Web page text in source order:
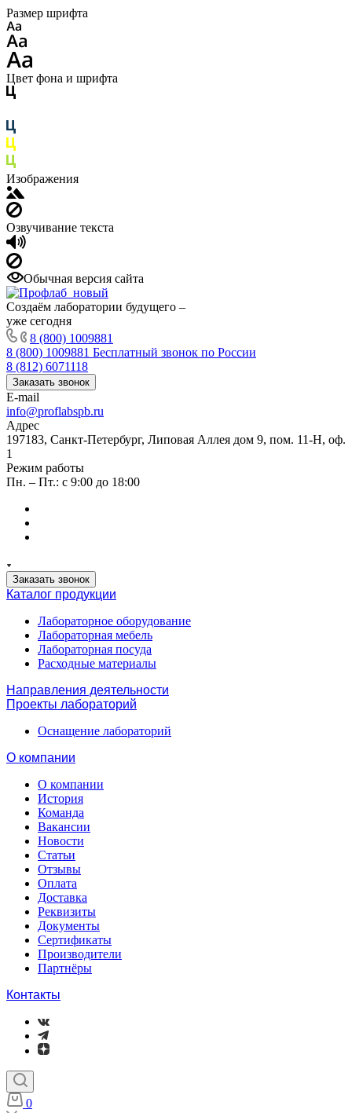
Размер шрифта
Цвет фона и шрифта
Изображения
Озвучивание текста
Обычная версия сайта
Создаём лаборатории будущего –
уже сегодня
8 (800) 1009881
8 (800) 1009881 Бесплатный звонок по России
8 (812) 6071118
Заказать звонок
E-mail
info@proflabspb.ru
Адрес
197183, Санкт-Петербург, Липовая Аллея дом 9, пом. 11-Н, оф.
1
Режим работы
Пн. – Пт.: с 9:00 до 18:00
Заказать звонок
Каталог продукции
Лабораторное оборудование
Лабораторная мебель
Лабораторная посуда
Расходные материалы
Направления деятельности
Проекты лабораторий
Оснащение лабораторий
О компании
О компании
История
Команда
Вакансии
Новости
Статьи
Отзывы
Оплата
Доставка
Реквизиты
Документы
Сертификаты
Производители
Партнёры
Контакты
0